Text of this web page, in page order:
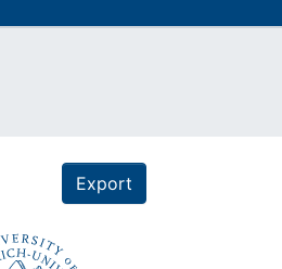
Export